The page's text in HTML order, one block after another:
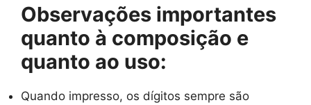
Observações importantes
quanto à composição e
quanto ao uso:
Quando impresso, os dígitos sempre são